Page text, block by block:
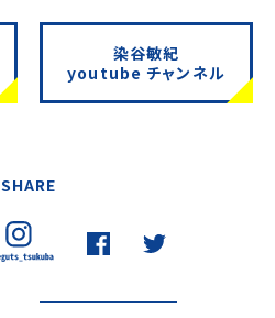
染谷敏紀
youtube チャンネル
SHARE